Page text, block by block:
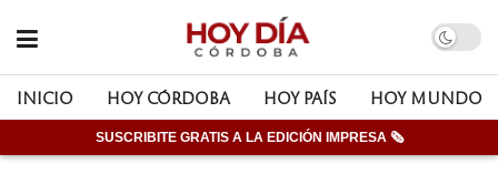
INICIO HOY CÓRDOBA HOY PAÍS HOY MUNDO
SUSCRIBITE GRATIS A LA EDICIÓN IMPRESA 🗞